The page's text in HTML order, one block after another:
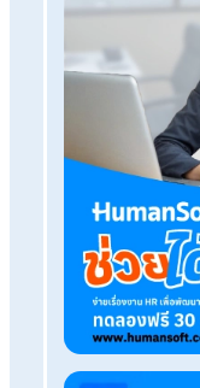
เรื่องที่คุณ